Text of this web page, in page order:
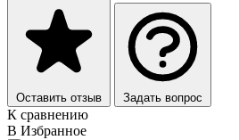
Оставить отзыв Задать вопрос
К сравнению
В Избранное